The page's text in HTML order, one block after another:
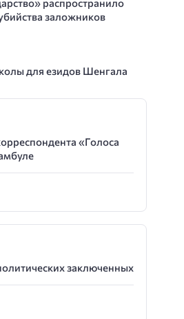
распространило
заложников
для езидов Шенгала
«Голоса
заключенных